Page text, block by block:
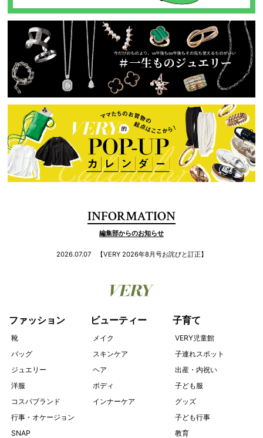
INFORMATION
編集部からのお知らせ
2026.07.07 【VERY 2026年8月号お詫びと訂正】
ファッション
靴
バッグ
ジュエリー
洋服
コスパブランド
行事・オケージョン
SNAP
ビューティー
メイク
スキンケア
ヘア
ボディ
インナーケア
子育て
VERY児童館
子連れスポット
出産・内祝い
子ども服
グッズ
子ども行事
教育